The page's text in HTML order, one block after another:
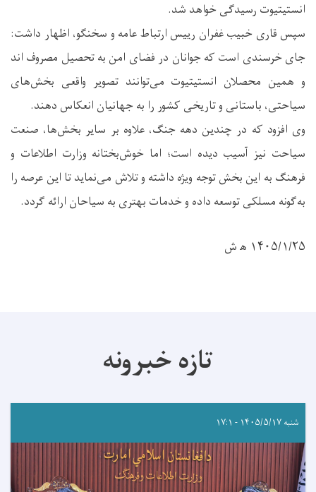
انستیتیوت رسیدگی خواهد شد.
سپس قاری خبیب غفران رییس ارتباط عامه و سخنگو، اظهار داشت:
جای خرسندی است که جوانان در فضای امن به تحصیل مصروف اند
و همین محصلان انستیتیوت می‌توانند تصویر واقعی بخش‌های
سیاحتی، باستانی و تاریخی کشور را به جهانیان انعکاس دهند.
وی افزود که در چندین دهه جنگ، علاوه بر سایر بخش‌ها، صنعت
سیاحت نیز آسیب دیده است؛ اما خوش‌بختانه وزارت اطلاعات و
فرهنگ به این بخش توجه ویژه داشته و تلاش می‌نماید تا این عرصه را
به‌گونه مسلکی توسعه داده و خدمات بهتری به سیاحان ارائه گردد.
۱۴۰۵/۱/۲۵ ه‍ ش
تازه خبرونه
شنبه ۱۴۰۵/۵/۱۷ - ۱۷:۱